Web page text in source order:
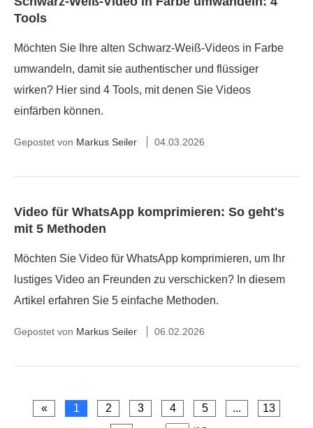
Tools
Möchten Sie Ihre alten Schwarz-Weiß-Videos in Farbe
umwandeln, damit sie authentischer und flüssiger
wirken? Hier sind 4 Tools, mit denen Sie Videos
einfärben können.
Gepostet von Markus Seiler 04.03.2026
Video für WhatsApp komprimieren: So geht's
mit 5 Methoden
Möchten Sie Video für WhatsApp komprimieren, um Ihr
lustiges Video an Freunden zu verschicken? In diesem
Artikel erfahren Sie 5 einfache Methoden.
Gepostet von Markus Seiler 06.02.2026
« 1 2 3 4 5 ...
13